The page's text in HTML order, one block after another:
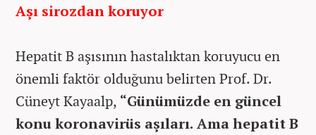
Aşı sirozdan koruyor
Hepatit B aşısının hastalıktan koruyucu en
önemli faktör olduğunu belirten Prof. Dr.
Cüneyt Kayaalp, “Günümüzde en güncel
konu koronavirüs aşıları. Ama hepatit B